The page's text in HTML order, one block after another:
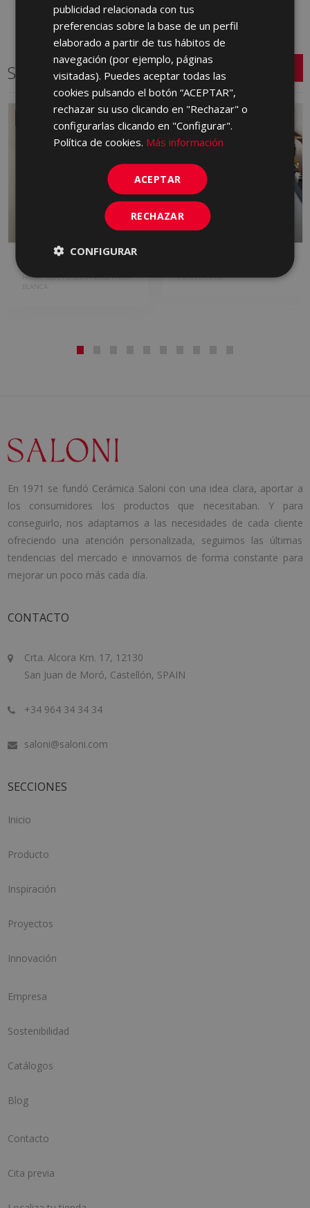
Series relacionadas
PASTA ROJA, PORCELANICO, PASTA
BLANCA
PORCELANICO
En 1971 se fundó Cerámica Saloni con una idea clara, aportar a
los consumidores los productos que necesitaban. Y para
conseguirlo, nos adaptamos a las necesidades de cada cliente
ofreciendo una atención personalizada, seguimos las últimas
tendencias del mercado e innovamos de forma constante para
mejorar un poco más cada día.
CONTACTO
Crta. Alcora Km. 17, 12130
San Juan de Moró, Castellón, SPAIN
+34 964 34 34 34
saloni@saloni.com
SECCIONES
Inicio
Producto
Inspiración
Proyectos
Innovación
Empresa
Sostenibilidad
Catálogos
Blog
Contacto
Cita previa
GERMAN
publicidad relacionada con tus
preferencias sobre la base de un perfil
elaborado a partir de tus hábitos de
navegación (por ejemplo, páginas
visitadas). Puedes aceptar todas las
cookies pulsando el botón “ACEPTAR",
rechazar su uso clicando en "Rechazar" o
configurarlas clicando en "Configurar".
Política de cookies. Más información
ACEPTAR
RECHAZAR
CONFIGURAR